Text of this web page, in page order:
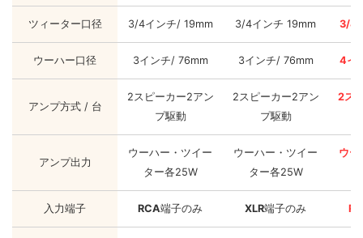
ツィーター口径 3/4インチ/ 19mm 3/4インチ 19mm 3/4
ウーハー口径 3インチ/ 76mm 3インチ/ 76mm 4イ
アンプ方式 / 台
2スピーカー2アン
プ駆動
2スピーカー2アン
プ駆動
2ス
アンプ出力
ウーハー・ツイー
ター各25W
ウーハー・ツイー
ター各25W
ウー
入力端子 RCA端子のみ XLR端子のみ